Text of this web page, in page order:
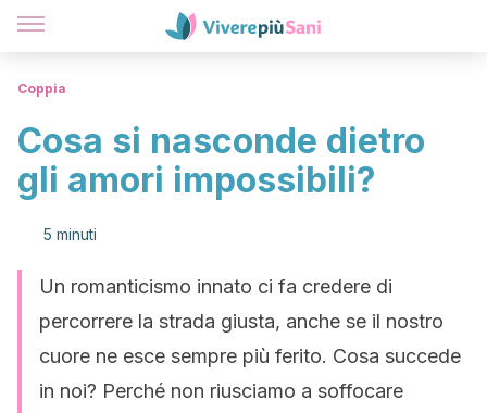
Coppia
Cosa si nasconde dietro
gli amori impossibili?
5 minuti
Un romanticismo innato ci fa credere di
percorrere la strada giusta, anche se il nostro
cuore ne esce sempre più ferito. Cosa succede
in noi? Perché non riusciamo a soffocare